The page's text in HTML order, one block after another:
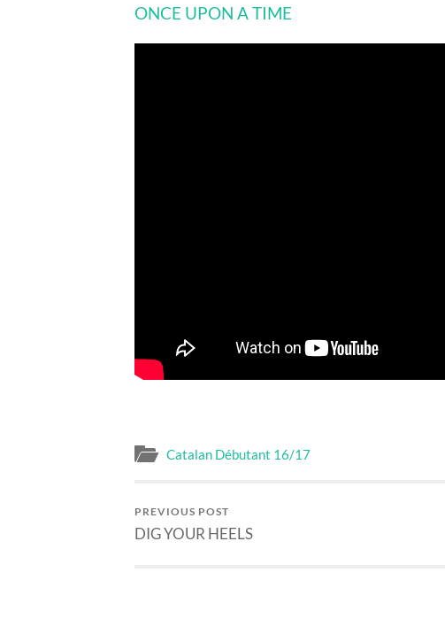
ONCE UPON A TIME
Catalan Débutant 16/17
PREVIOUS POST
DIG YOUR HEELS